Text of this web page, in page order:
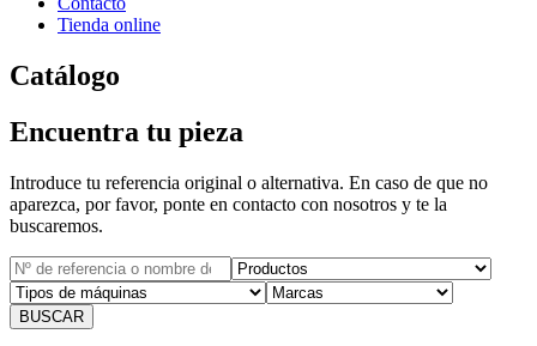
Tienda online
Catálogo
Encuentra tu pieza
Introduce tu referencia original o alternativa. En caso de que no
aparezca, por favor, ponte en contacto con nosotros y te la
buscaremos.